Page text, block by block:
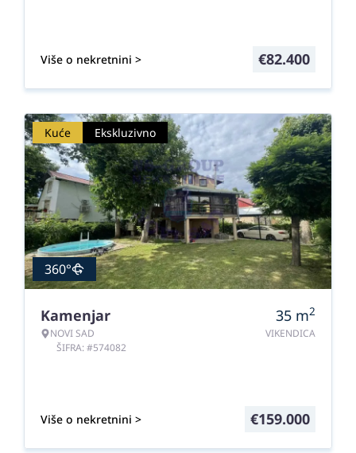
Više o nekretnini > €82.400
Kuće Ekskluzivno
360°
Kamenjar
NOVI SAD
ŠIFRA: #574082
35 m2
VIKENDICA
Više o nekretnini > €159.000